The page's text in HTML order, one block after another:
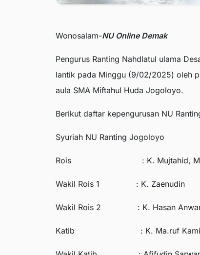
Wonosalam-NU Online Demak
Pengurus Ranting Nahdlatul ulama
lantik pada Minggu (9/02/2025) oleh
aula SMA Miftahul Huda Jogoloyo.
Berikut daftar kepengurusan NU
Syuriah NU Ranting Jogoloyo
Rois : K. Mujtahid,
Wakil Rois 1 : K. Zaenudin
Wakil Rois 2 : K. Hasan
Katib : K. Ma.ruf Kamil,